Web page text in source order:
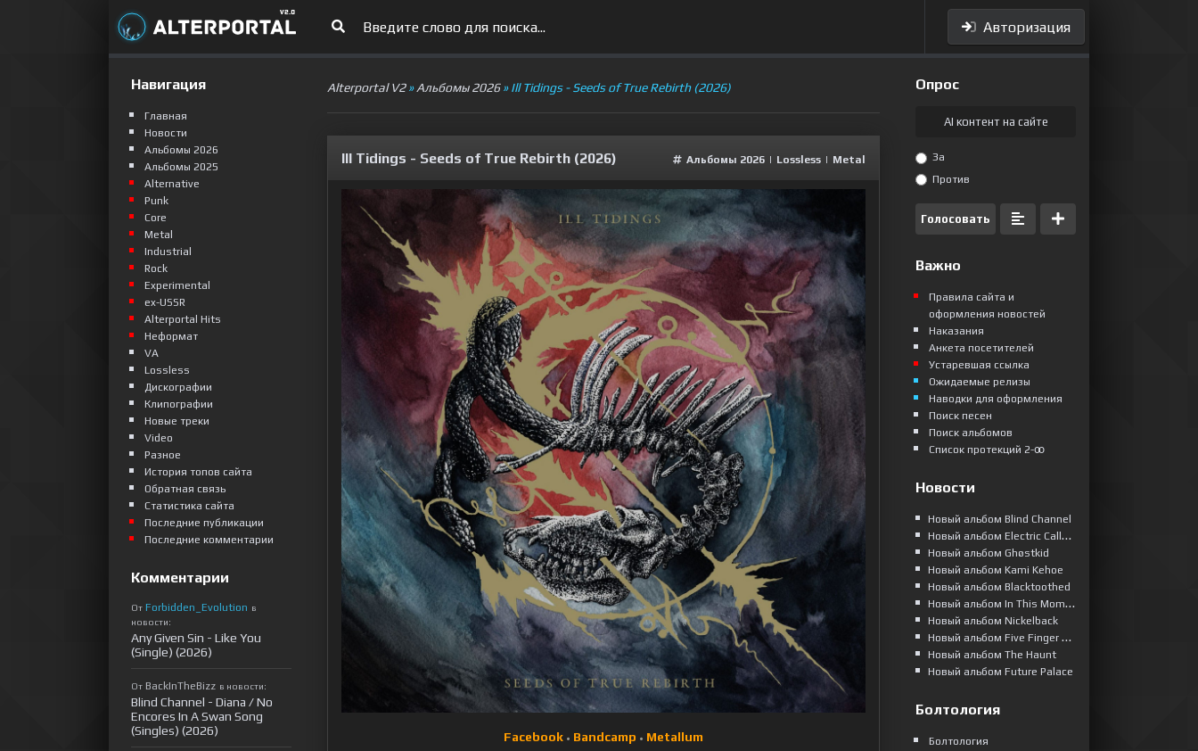
Авторизация
Alterportal V2»Альбомы 2026» Ill Tidings - Seeds of True Rebirth (2026)
Ill Tidings - Seeds of True Rebirth (2026) Альбомы 2026 | Lossless | Metal
Facebook • Bandcamp • Metallum
Навигация
Главная
Новости
Альбомы 2026
Альбомы 2025
Alternative
Punk
Сore
Metal
Industrial
Rock
Experimental
ex-USSR
Alterportal Hits
Неформат
VA
Lossless
Дискографии
Клипографии
Новые треки
Video
Разное
История топов сайта
Обратная связь
Статистика сайта
Последние публикации
Последние комментарии
Комментарии
От Forbidden_Evolution в
новости:
Any Given Sin - Like You
(Single) (2026)
От BackInTheBizz в новости:
Blind Channel - Diana / No
Encores In A Swan Song
(Singles) (2026)
Опрос
AI контент на сайте
За
Против
Голосовать
Важно
Правила сайта и
оформления новостей
Наказания
Анкета посетителей
Устаревшая ссылка
Ожидаемые релизы
Наводки для оформления
Поиск песен
Поиск альбомов
Список протекций 2-ꝏ
Новости
Новый альбом Blind Channel
Новый альбом Electric Callboy
Новый альбом Ghøstkid
Новый альбом Kami Kehoe
Новый альбом Blacktoothed
Новый альбом In This Moment
Новый альбом Nickelback
Новый альбом Five Finger Death Punch
Новый альбом The Haunt
Новый альбом Future Palace
Болтология
Болтология